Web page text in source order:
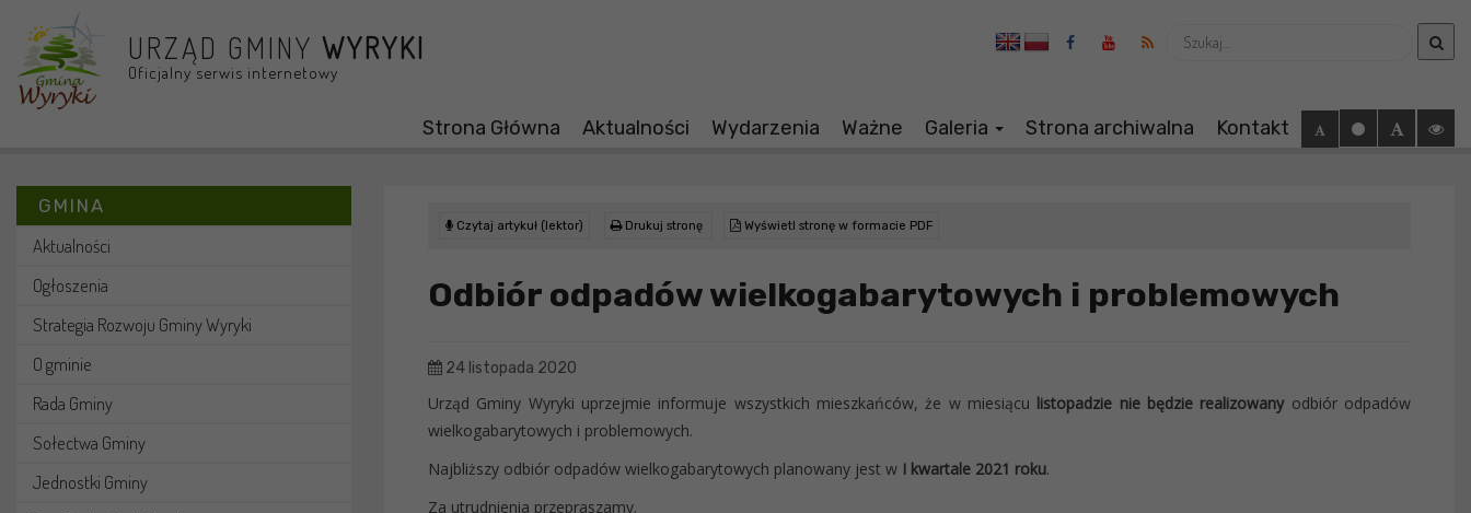
URZĄD GMINY WYRYKI
Oficjalny serwis internetowy
Wyszukaj
Strona Główna Aktualności Wydarzenia Ważne Galeria Strona archiwalna Kontakt
GMINA
Aktualności
Ogłoszenia
Strategia Rozwoju Gminy Wyryki
O gminie
Rada Gminy
Sołectwa Gminy
Jednostki Gminy
Czytaj artykuł (lektor) Drukuj stronę Wyświetl stronę w formacie PDF
Odbiór odpadów wielkogabarytowych i problemowych
24 listopada 2020
Urząd Gminy Wyryki uprzejmie informuje wszystkich mieszkańców, że w miesiącu listopadzie nie będzie realizowanyodbiór odpadów
wielkogabarytowych i problemowych.
Najbliższy odbiór odpadów wielkogabarytowych planowany jest w I kwartale 2021 roku.
Za utrudnienia przepraszamy.